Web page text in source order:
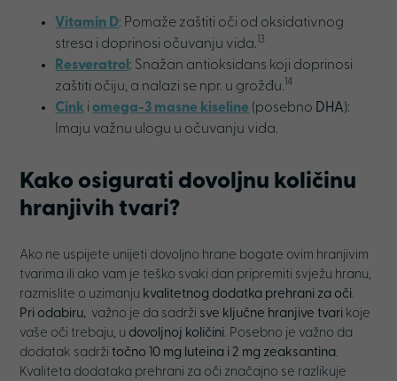
Vitamin D: Pomaže zaštiti oči od oksidativnog
stresa i doprinosi očuvanju vida. 13
Resveratrol: Snažan antioksidans koji doprinosi
zaštiti očiju, a nalazi se npr. u grožđu. 14
Cink iomega-3 masne kiseline (posebno DHA):
Imaju važnu ulogu u očuvanju vida.
Kako osigurati dovoljnu količinu
hranjivih tvari?
Ako ne uspijete unijeti dovoljno hrane bogate ovim hranjivim
tvarima ili ako vam je teško svaki dan pripremiti svježu hranu,
razmislite o uzimanju kvalitetnog dodatka prehrani za oči.
Pri odabiru, važno je da sadrži sve ključne hranjive tvari koje
vaše oči trebaju, u dovoljnoj količini. Posebno je važno da
dodatak sadržitočno 10 mg luteina i 2 mg zeaksantina.
Kvaliteta dodataka prehrani za oči značajno se razlikuje